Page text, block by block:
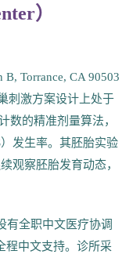
）
Torrance, CA 90503
刺激方案设计上处于
数的精准剂量算法，
发生率。其胚胎实验
观察胚胎发育动态，
有全职中文医疗协调
程中文支持。诊所采